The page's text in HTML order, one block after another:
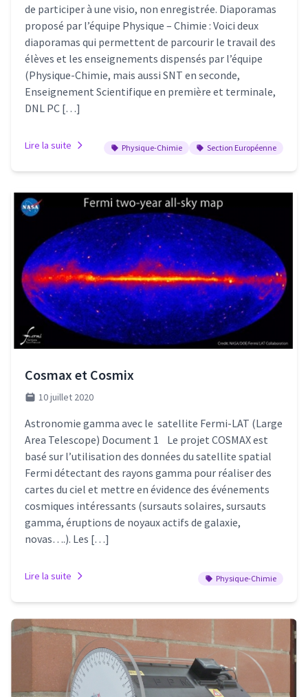
de participer à une visio, non enregistrée. Diaporamas
proposé par l’équipe Physique – Chimie : Voici deux
diaporamas qui permettent de parcourir le travail des
élèves et les enseignements dispensés par l’équipe
(Physique-Chimie, mais aussi SNT en seconde,
Enseignement Scientifique en première et terminale,
DNL PC […]
Lire la suite Physique-Chimie Section Européenne
Cosmax et Cosmix
10 juillet 2020
Astronomie gamma avec le satellite Fermi-LAT (Large
Area Telescope) Document 1 Le projet COSMAX est
basé sur l’utilisation des données du satellite spatial
Fermi détectant des rayons gamma pour réaliser des
cartes du ciel et mettre en évidence des événements
cosmiques intéressants (sursauts solaires, sursauts
gamma, éruptions de noyaux actifs de galaxie,
novas….). Les […]
Lire la suite Physique-Chimie